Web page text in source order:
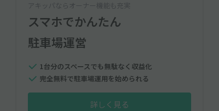
アキッパならオーナー機能も充実
スマホでかんたん
駐車場運営
1台分のスペースでも無駄なく収益化
完全無料で駐車場運用を始められる
詳しく見る